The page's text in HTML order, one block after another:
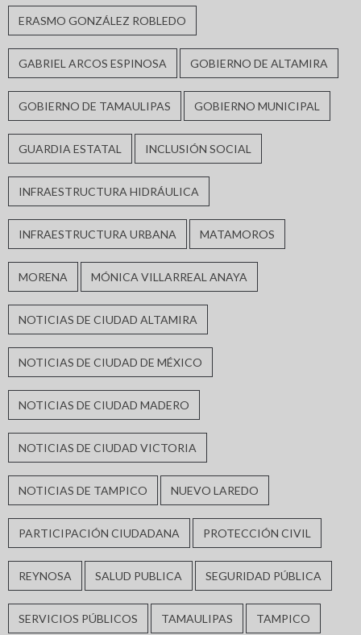
ERASMO GONZÁLEZ ROBLEDO
GABRIEL ARCOS ESPINOSA GOBIERNO DE ALTAMIRA
GOBIERNO DE TAMAULIPAS GOBIERNO MUNICIPAL
GUARDIA ESTATAL INCLUSIÓN SOCIAL
INFRAESTRUCTURA HIDRÁULICA
INFRAESTRUCTURA URBANA MATAMOROS
MORENA MÓNICA VILLARREAL ANAYA
NOTICIAS DE CIUDAD ALTAMIRA
NOTICIAS DE CIUDAD DE MÉXICO
NOTICIAS DE CIUDAD MADERO
NOTICIAS DE CIUDAD VICTORIA
NOTICIAS DE TAMPICO NUEVO LAREDO
PARTICIPACIÓN CIUDADANA PROTECCIÓN CIVIL
REYNOSA SALUD PUBLICA SEGURIDAD PÚBLICA
SERVICIOS PÚBLICOS TAMAULIPAS TAMPICO